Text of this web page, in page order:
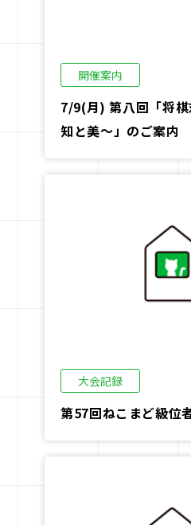
開催案内
7/9(月) 第八回「将
知と美～」のご案内
大会記録
第57回ねこまど級位